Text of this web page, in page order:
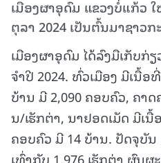
ເມືອງຜາອຸດົມ ແຂວງບໍ່ແກ້ວ
ຕຸລາ 2024 ເປັນຕົ້ນມາຊາວ
ເມືອງຜາອຸດົມ ໄດ້ລົງມືເກັບ
ຈໍາປີ 2024. ທົ່ວເມືອງ ມີເນື້ອ
ບ້ານ ມີ 2,090 ຄອບຄົວ, ຄາ
ນ/ເຮັກຕ່າ, ນາຢອດເມັດ ມີເນື້
ຄອບຄົວ ມີ 14 ບ້ານ. ປັດຈຸບັນ
ເທົ່າກັບ 1,976 ເຮັກຕ່າ ຜົນຜ